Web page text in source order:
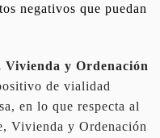
negativos que puedan
Vivienda y Ordenación
de vialidad
en lo que respecta al
Vivienda y Ordenación